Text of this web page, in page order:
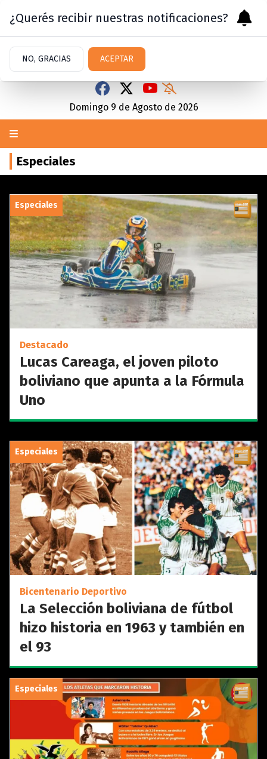
Domingo 9 de Agosto de 2026
Especiales
Especiales
Destacado
Lucas Careaga, el joven piloto
boliviano que apunta a la Fórmula
Uno
Especiales
Bicentenario Deportivo
La Selección boliviana de fútbol
hizo historia en 1963 y también en
el 93
Especiales
¿Querés recibir nuestras notificaciones?
NO, GRACIAS ACEPTAR